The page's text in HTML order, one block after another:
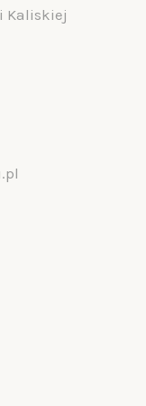
Kaliskiej